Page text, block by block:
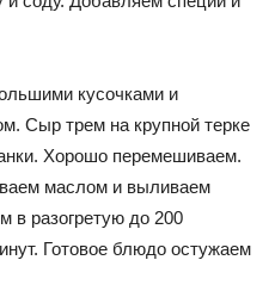
кусочками и
Сыр трем на крупной терке
Хорошо перемешиваем.
маслом и выливаем
в разогретую до 200
Готовое блюдо остужаем